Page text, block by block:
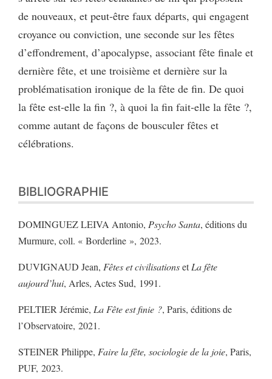
de nouveaux, et peut-être faux départs, qui engagent
croyance ou conviction, une seconde sur les fêtes
d’effondrement, d’apocalypse, associant fête finale et
dernière fête, et une troisième et dernière sur la
problématisation ironique de la fête de fin. De quoi
la fête est-elle la fin ?, à quoi la fin fait-elle la fête ?,
comme autant de façons de bousculer fêtes et
célébrations.
BIBLIOGRAPHIE
DOMINGUEZ LEIVA Antonio, Psycho Santa, éditions du
Murmure, coll. « Borderline », 2023.
DUVIGNAUD Jean, Fêtes et civilisationsetLa fête
aujourd’hui, Arles, Actes Sud, 1991.
PELTIER Jérémie, La Fête est finie ?, Paris, éditions de
l’Observatoire, 2021.
STEINER Philippe, Faire la fête, sociologie de la joie, Paris,
PUF, 2023.